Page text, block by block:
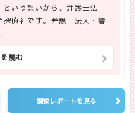
いう想いから、弁護士法
探偵社です。弁護士法人・響
読む
調査レポートを見る